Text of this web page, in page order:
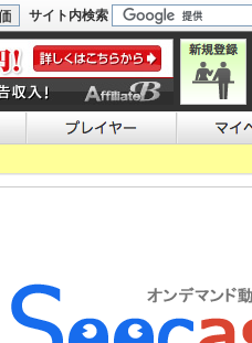
サイト内検索